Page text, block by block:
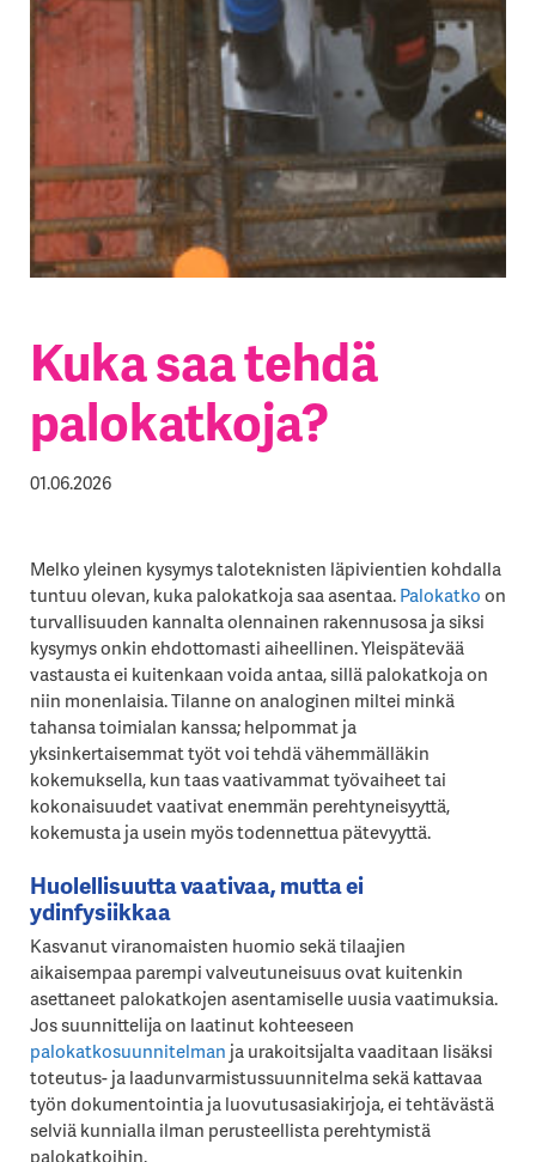
Kuka saa tehdä
palokatkoja?
01.06.2026
Melko yleinen kysymys taloteknisten läpivientien kohdalla
tuntuu olevan, kuka palokatkoja saa asentaa.Palokatkoon
turvallisuuden kannalta olennainen rakennusosa ja siksi
kysymys onkin ehdottomasti aiheellinen. Yleispätevää
vastausta ei kuitenkaan voida antaa, sillä palokatkoja on
niin monenlaisia. Tilanne on analoginen miltei minkä
tahansa toimialan kanssa; helpommat ja
yksinkertaisemmat työt voi tehdä vähemmälläkin
kokemuksella, kun taas vaativammat työvaiheet tai
kokonaisuudet vaativat enemmän perehtyneisyyttä,
kokemusta ja usein myös todennettua pätevyyttä.
Huolellisuutta vaativaa, mutta ei
ydinfysiikkaa
Kasvanut viranomaisten huomio sekä tilaajien
aikaisempaa parempi valveutuneisuus ovat kuitenkin
asettaneet palokatkojen asentamiselle uusia vaatimuksia.
Jos suunnittelija on laatinut kohteeseen
palokatkosuunnitelman ja urakoitsijalta vaaditaan lisäksi
toteutus- ja laadunvarmistussuunnitelma sekä kattavaa
työn dokumentointia ja luovutusasiakirjoja, ei tehtävästä
selviä kunnialla ilman perusteellista perehtymistä
palokatkoihin.